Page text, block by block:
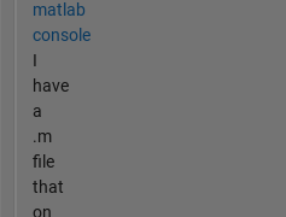
matlab
console
I
have
a
.m
file
that
on